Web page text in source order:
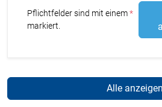
Pflichtfelder sind mit einem Stern
markiert.
Alle anzeigen